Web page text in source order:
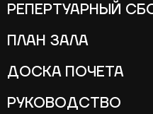
РЕПЕРТУАРНЫЙ
ПЛАН ЗАЛА
ДОСКА ПОЧЕТА
РУКОВОДСТВО